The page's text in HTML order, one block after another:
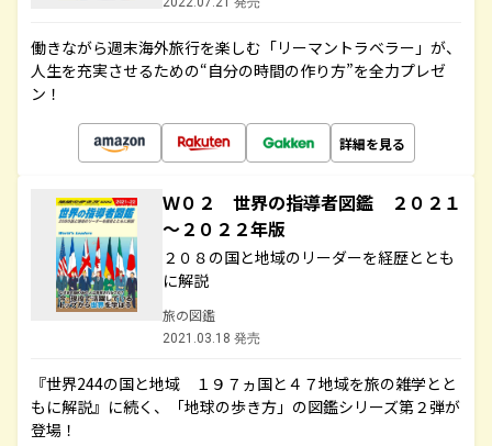
働きながら週末海外旅行を楽しむ「リーマントラベラー」が、
人生を充実させるための“自分の時間の作り方”を全力プレゼ
ン！
詳細を見る
Ｗ０２ 世界の指導者図鑑 ２０２１
～２０２２年版
２０８の国と地域のリーダーを経歴ととも
に解説
旅の図鑑
2021.03.18 発売
『世界244の国と地域 １９７ヵ国と４７地域を旅の雑学とと
もに解説』に続く、「地球の歩き方」の図鑑シリーズ第２弾が
登場！